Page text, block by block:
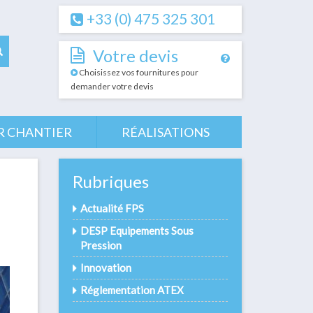
+33 (0) 475 325 301
Votre devis
Choisissez vos fournitures pour
demander votre devis
CHANTIER RÉALISATIONS
Rubriques
Actualité FPS
DESP Equipements Sous
Pression
Innovation
Réglementation ATEX